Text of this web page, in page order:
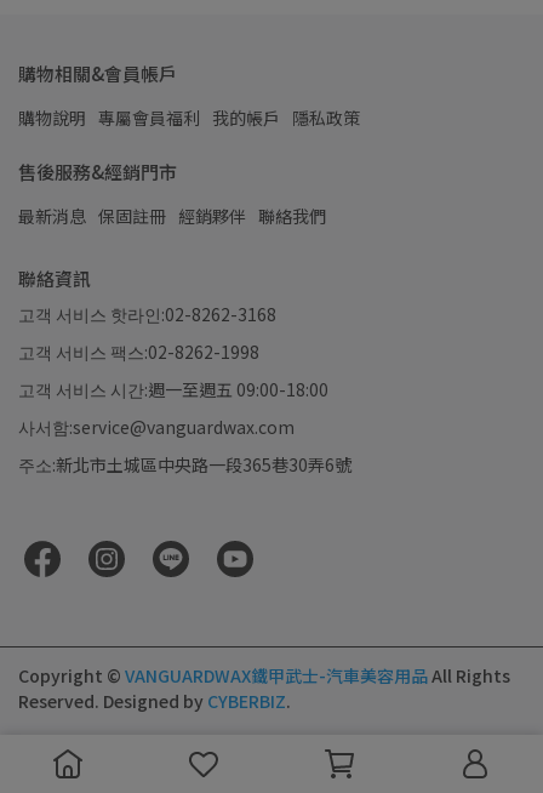
購物相關&會員帳戶
購物說明 專屬會員福利 我的帳戶 隱私政策
售後服務&經銷門市
最新消息 保固註冊 經銷夥伴 聯絡我們
聯絡資訊
고객 서비스 핫라인:02-8262-3168
고객 서비스 팩스:02-8262-1998
고객 서비스 시간:週一至週五 09:00-18:00
사서함:service@vanguardwax.com
주소:新北市土城區中央路一段365巷30弄6號
Copyright © VANGUARDWAX鐵甲武士-汽車美容用品All Rights
Reserved. Designed by CYBERBIZ.